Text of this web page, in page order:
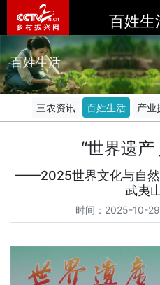
百姓生
百姓生活
三农资讯 百姓生活 产业
“世界遗产
​——2025世界文化与自然
武夷
时间：2025-10-